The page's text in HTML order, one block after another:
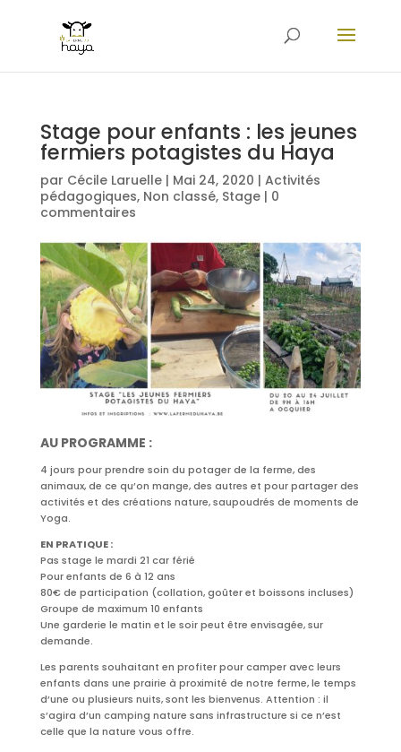
Stage pour enfants : les jeunes
fermiers potagistes du Haya
par Cécile Laruelle| Mai 24, 2020 | Activités
pédagogiques, Non classé, Stage| 0
commentaires
AU PROGRAMME :
4 jours pour prendre soin du potager de la ferme, des
animaux, de ce qu’on mange, des autres et pour partager des
activités et des créations nature, saupoudrés de moments de
Yoga.
EN PRATIQUE :
Pas stage le mardi 21 car férié
Pour enfants de 6 à 12 ans
80€ de participation (collation, goûter et boissons incluses)
Groupe de maximum 10 enfants
Une garderie le matin et le soir peut être envisagée, sur
demande.
Les parents souhaitant en profiter pour camper avec leurs
enfants dans une prairie à proximité de notre ferme, le temps
d’une ou plusieurs nuits, sont les bienvenus. Attention : il
s’agira d’un camping nature sans infrastructure si ce n’est
celle que la nature vous offre.